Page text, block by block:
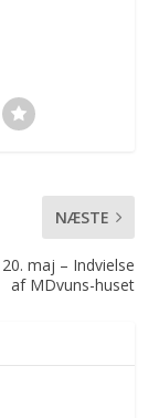
NÆSTE
maj – Indvielse
af MDvuns-huset